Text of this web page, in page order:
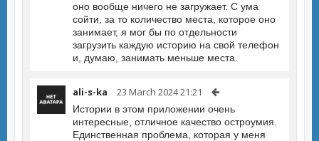
оно вообще ничего не загружает. С ума
сойти, за то количество места, которое оно
занимает, я мог бы по отдельности
загрузить каждую историю на свой телефон
и, думаю, занимать меньше места.
ali-s-ka 23 March 2024 21:21
Истории в этом приложении очень
интересные, отличное качество остроумия.
Единственная проблема, которая у меня